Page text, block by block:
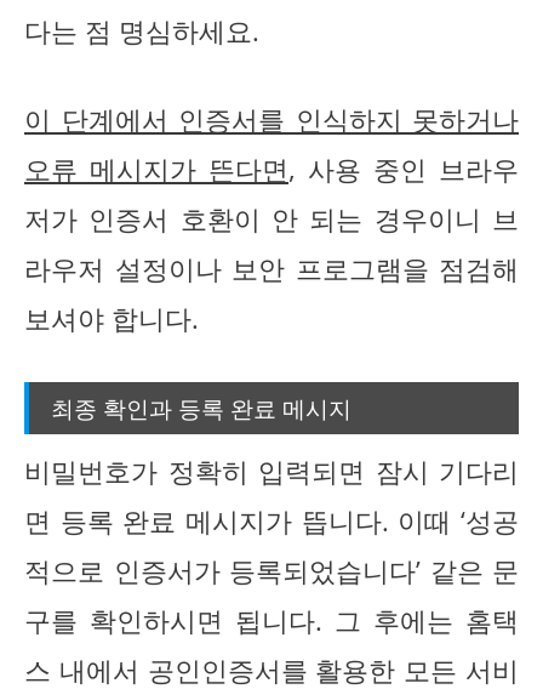
다는 점 명심하세요.
이 단계에서 인증서를 인식하지 못하거나
오류 메시지가 뜬다면, 사용 중인 브라우
저가 인증서 호환이 안 되는 경우이니 브
라우저 설정이나 보안 프로그램을 점검해
보셔야 합니다.
최종 확인과 등록 완료 메시지
비밀번호가 정확히 입력되면 잠시 기다리
면 등록 완료 메시지가 뜹니다. 이때 ‘성공
적으로 인증서가 등록되었습니다’ 같은 문
구를 확인하시면 됩니다. 그 후에는 홈택
스 내에서 공인인증서를 활용한 모든 서비